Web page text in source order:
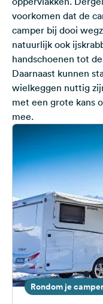
voorkomen dat de
camper bij dooi
natuurlijk ook
handschoenen tot
Daarnaast kunnen
wielkeggen nuttig
met een grote kans
mee.
Rondom je